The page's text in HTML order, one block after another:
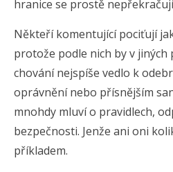
hranice se prostě
Někteří komentující pociťují
protože podle nich by v jiných
chování nejspíše vedlo k
oprávnění nebo přísnějším
mnohdy mluví o pravidlech,
bezpečnosti. Jenže ani oni
příkladem.